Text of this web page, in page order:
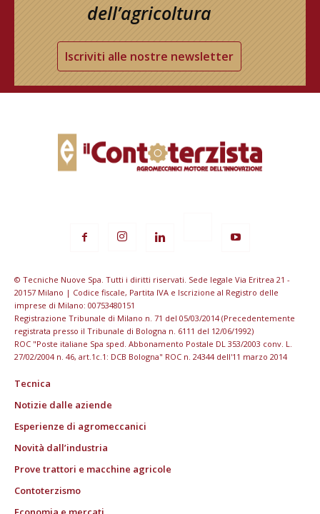
dell’agricoltura
Iscriviti alle nostre newsletter
© Tecniche Nuove Spa. Tutti i diritti riservati. Sede legale Via Eritrea 21 -
20157 Milano | Codice fiscale, Partita IVA e Iscrizione al Registro delle
imprese di Milano: 00753480151
Registrazione Tribunale di Milano n. 71 del 05/03/2014 (Precedentemente
registrata presso il Tribunale di Bologna n. 6111 del 12/06/1992)
ROC "Poste italiane Spa sped. Abbonamento Postale DL 353/2003 conv. L.
27/02/2004 n. 46, art.1c.1: DCB Bologna" ROC n. 24344 dell'11 marzo 2014
Tecnica
Notizie dalle aziende
Esperienze di agromeccanici
Novità dall’industria
Prove trattori e macchine agricole
Contoterzismo